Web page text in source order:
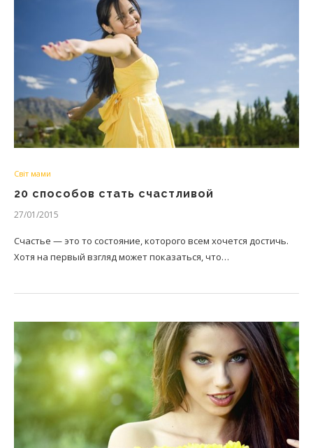
Світ мами
20 способов стать счастливой
27/01/2015
Счастье — это то состояние, которого всем хочется достичь.
Хотя на первый взгляд может показаться, что…